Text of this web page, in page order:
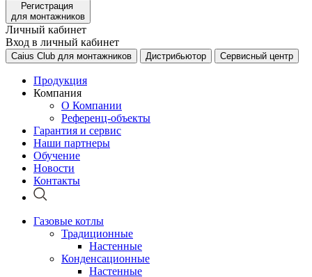
Регистрация
для монтажников
Личный кабинет
Вход в личный кабинет
Caius Club для монтажников Дистрибьютор Сервисный центр
Продукция
Компания
О Компании
Референц-объекты
Гарантия и сервис
Наши партнеры
Обучение
Новости
Контакты
Газовые котлы
Традиционные
Настенные
Конденсационные
Настенные